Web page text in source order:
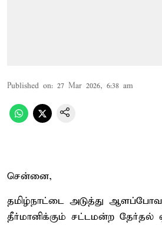
Published on: 27 Mar 2026, 6:38 am
சென்னை,
தமிழ்நாட்டை அடுத்து
தீர்மானிக்கும் சட்டமன்ற தேர்தல்